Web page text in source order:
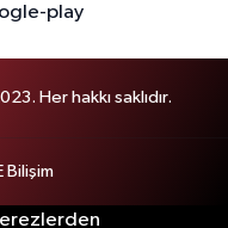
Her hakkı saklıdır.
Bilişim